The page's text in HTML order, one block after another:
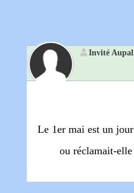
Invité
Le 1er mai est un
ou réclamait-elle